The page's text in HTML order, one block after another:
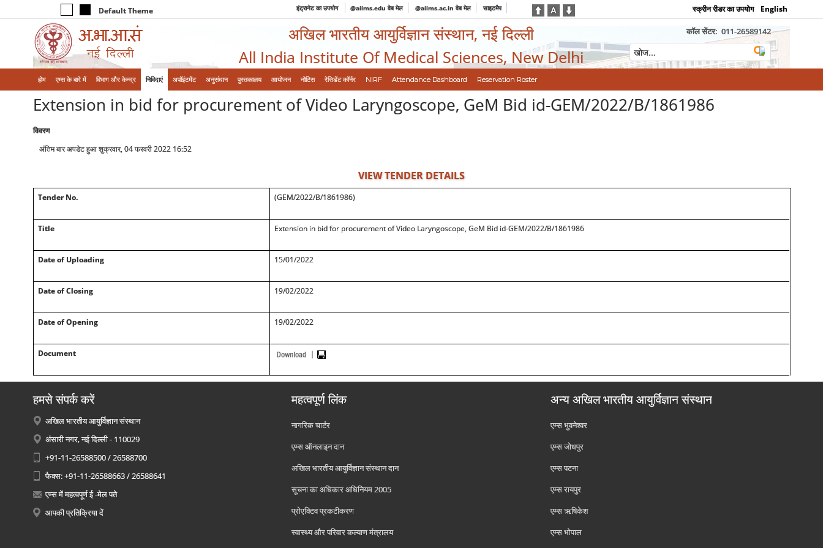
Default Theme इंट्रानेट का उपयोग @aiims.edu वेब मेल @aiims.ac.in वेब मेल साइटमैप स्क्रीन रीडर का उपयोग English
अखिल भारतीय आयुर्विज्ञान संस्थान, नई दिल्ली
All India Institute Of Medical Sciences, New Delhi
कॉल सेंटर: 011-26589142
होम एम्‍स के बारे में विभाग और केन्‍द्र निविदाएं अपॉइंटमेंट अनुसंधान पुस्तकालय आयोजन नोटिस रेसिडेंट कॉर्नर NIRF Attendance Dashboard Reservation Roster
Extension in bid for procurement of Video Laryngoscope, GeM Bid id-GEM/2022/B/1861986
विवरण
अंतिम बार अपडेट हुआ शुक्रवार, 04 फरवरी 2022 16:52
VIEW TENDER DETAILS
Tender No. (GEM/2022/B/1861986)
Title Extension in bid for procurement of Video Laryngoscope, GeM Bid id-GEM/2022/B/1861986
Date of Uploading 15/01/2022
Date of Closing 19/02/2022
Date of Opening 19/02/2022
Document
हमसे संपर्क करें
अखिल भारतीय आयुर्विज्ञान संस्थान
अंसारी नगर, नई दिल्ली - 110029
+91-11-26588500 / 26588700
फैक्स: +91-11-26588663 / 26588641
एम्स में महत्वपूर्ण ई -मेल पते
आपकी प्रतिक्रिया दें
महत्वपूर्ण लिंक
नागरिक चार्टर
एम्स ऑनलाइन दान
अखिल भारतीय आयुर्विज्ञान संस्थान दान
सूचना का अधिकार अधिनियम 2005
प्रोएक्टिव प्रकटीकरण
स्वास्थ्य और परिवार कल्याण मंत्रालय
अन्य अखिल भारतीय आयुर्विज्ञान संस्थान
एम्‍स भुवनेश्वर
एम्‍स जोधपुर
एम्‍स पटना
एम्‍स रायपुर
एम्‍स ऋषिकेश
एम्‍स भोपाल